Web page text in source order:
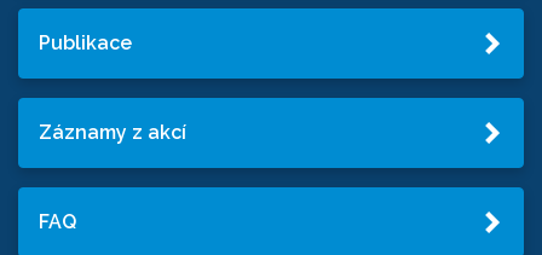
Publikace
Záznamy z akcí
FAQ